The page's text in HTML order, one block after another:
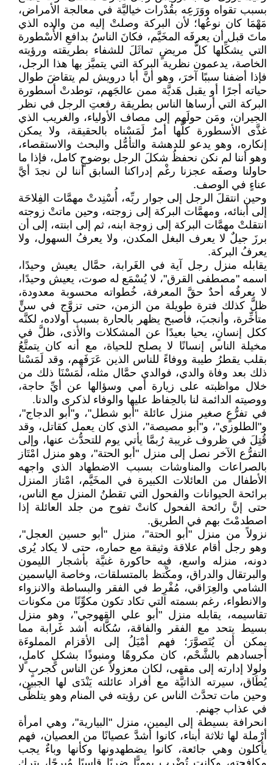
بسبب تقواه ووَرَعِه بقُدْرات خياليَّة في معالجة الأمراض،
مَهْمَا كان نوعُها؛ لأن البركة وصلتْ إليه من والده الذي
ماتَ قبل أن يعرفَه المخَيَّم، فكانَ الناسُ بدافعِ الأُسْطورة
التي يشكِّلها كلُّ مريضٍ تماثَلَ للشفاء بطريقته ورؤيته
الخاصة، يدعمون نظرية البركة التي يتميَّز بها هذا الرجل،
فإذا أضفنا سببًا آخرَ، وهو أنَّ أبا درويش لم يتقاضَ طوال
حياته أجرًا أو يقبل هَديَّة ممن عالجَهم، توطدتْ أسطورة
البركة التي أرساها الناس بطريقة رفعتِ الرجل في نظر
الجيران، ومَن حولَهم إلى مصاف الأولياء، والغريب الذي
غذَّى الأسطورة كلَّها أمرٌ لَمَسْناه بالحقيقة، ولا يمكن
إنكاره، وهو يدعو للدهشة والتأمُّل والبحث والاستقصاء،
وهو أننا لم نكن نحفظُ شكلَ الرجل بوضوحٍ كامل، فإذا ما
حاولنا وصفَه عجزنا رغْم إدراكنا السابق أننا لن نجدَ أيَّ
عناءٍ في الوصف.
وحين انتقلَ الرجل إلى جوار ربِّه، أُسْنِدتْ مهمَّات الفِلاحَة
إلى أبنائه، ومهمَّات البركة إلى زوجته، وحين ماتتْ زوجته
انتقلتْ مهمَّات البركة إلى زوجة ابنه، ثم إلى ابنته، إلى أن
برزَ جيلٌ لا يعرف البغل المكدن، ولا يعرفُ السهول، ولا
يعرفُ البركة.
يقابله منزل رجل آية في الغَرابة، حمَّال يعيش وحيدًا،
اسمه "مصطفى القرق"، لا يُسْمَع له صوت، يعيش وحيدًا،
لا يعرفُه أحدٌ حقَّ المعرفة، خُطواته محسوبة معدودة،
ظلَّ كذلك فترة طويلة من الزمن، حتى تزوَّج في سنٍّ
متأخِّرة، وأنجبَ، فأصبح يظهر بالحارة بسبب أولاده، لكنَّه
ككل إنسانٍ، يحيا بعيدًا عن المشكلات والأذى، ظلَّ في
مخيلة الناس إنسانًا لا يصلح للحياة، مع أنه كان يتمتَّعُ
بقلب يقطرُ طيبة ووفاءً للناس الذين عَرَفَهم، وقد لَمَسْنا
ذلك بعد وفاة والدي، فوالدي حمَّال مثله، لَمَسْنَا ذلك من
خلال مواظبته على زيارة أمي وسؤالها عن أيِّ حاجة،
ووصيته الدائمة لنا بالحِفاظ عليها والوفاء لذكرى والدنا.
في تفرُّعٍ صغير منزل عائلة "أبو شطل"، و"أبو الدجاج"،
و"الطلوزي"، و"أبو مصيصة"، الذي كان يعمل كقاتل، وقد
قُتِلَ في ظروف غريبة رُبمَّا يأتي يوم للتحدُّث عنها، وإلى
التفرُّع الآخر نصل إلى منزل "أبو الحتة"، وهو منزل امْتَاز
بالصراعات والمناوشات بسبب الاضطهاد الذي واجهه
الأطفال من العائلات الكبيرة في المخَيَّم، امْتاز المنزل
برائحة الحيوانات والفحول التي تقطنُ المنزل مع الناس،
حتى إنَّ رائحة الفحول كانتْ تفوح من جلد العائلة إذا
اصطدمْتَ بهم في الطريق.
نزولاً من منزل "أبو الحتة"، منزل "أبو حسين العجل"،
وهو رجل أقام علاقة وثيقة مع حماره، حتى لا يكاد يُرى
دونه، منزله واسع، فيه حاكورة غنيَّة بأشجار الليمون
والبرتقال والدراق، ومكْتظ بالمتسلقات، وخاصة الياسمين
الشامي والعِرَاقي، مُفْرِط في الفقر والبساطة والانزواء
والانطواء، رغم بسمته التي تكاد تكون مكوِّنًا من مكونات
تقاسيمه، يقابله منزل "أبو علي القهوجي"، وهو منزل
بسيط يتحد مع الفقر والفاقة، سُكَّانه أشد غَرابة مما
يمكن أن يُتَصوَّرَ؛ فهم أمْيَلُ إلى الأقزام المملوءَة
أجسادهم بالشَّحْم، كان مكروهًا ومنبوذًا بشكلٍ كاملٍ،
ولولا إدارته إلى مقهى، لكان معزولاً عن الناس كجربٍ لا
يُطَاق، سيرته الذاتيَّة مع أفراد عائلته يَنْدَى لها الجبين،
وحين مات تحدَّث الناس عن رؤيته في المنام وهو يتلظَّى
في عذاب جهنم.
انحرافة بسيطة إلى اليمين، منزل "البيارية"، وهي امرأة
أرْملة لها ثلاثة أبناء، كانوا أشدَّ عصيانًا من العصيان، فهم
يأكلون وهي جائعة، كانوا يضطهدونها وكأنها وباءٌ يجب